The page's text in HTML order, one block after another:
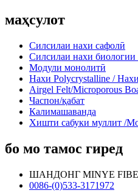
маҳсулот
Силсилаи нахи сафолӣ
Силсилаи нахи биологии
Модули монолитӣ
Нахи Polycrystalline /
Airgel Felt/Microporous
Часпон/қабат
Калимашаванда
Хишти сабуки муллит /
бо мо тамос гиред
ШАНДОНГ MINYE
0086-(0)533-3171972